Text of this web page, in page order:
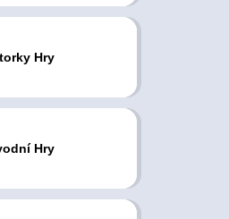
Hry
Hry